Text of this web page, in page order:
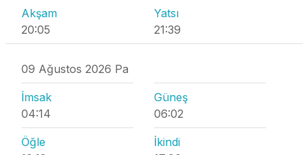
Akşam
20:05
Yatsı
21:39
09 Ağustos 2026 Pa
İmsak
04:14
Güneş
06:02
Öğle
İkindi